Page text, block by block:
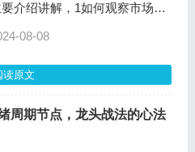
介绍讲解，1如何观察市场短
选股逻辑。3持股，5日线的
08-08
读原文
周期节点，龙头战法的心法